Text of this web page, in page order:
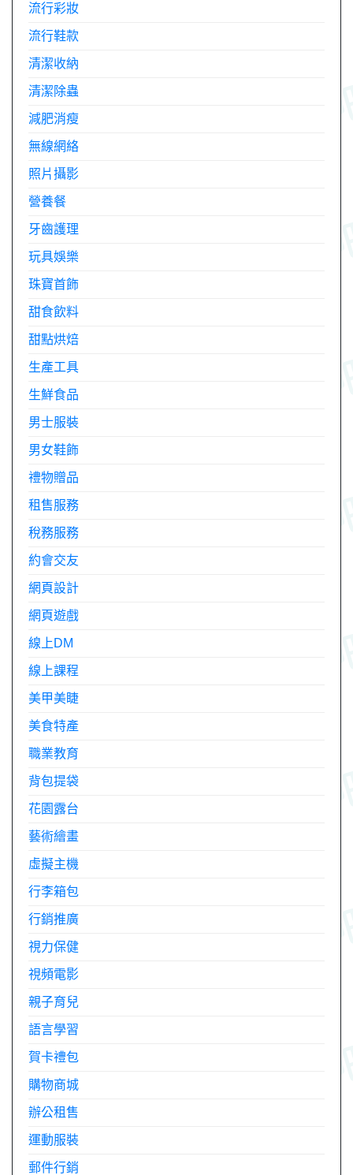
流行彩妝
流行鞋款
清潔收納
清潔除蟲
減肥消瘦
無線網絡
照片攝影
營養餐
牙齒護理
玩具娛樂
珠寶首飾
甜食飲料
甜點烘焙
生產工具
生鮮食品
男士服裝
男女鞋飾
禮物贈品
租售服務
稅務服務
約會交友
網頁設計
網頁遊戲
線上DM
線上課程
美甲美睫
美食特產
職業教育
背包提袋
花園露台
藝術繪畫
虛擬主機
行李箱包
行銷推廣
視力保健
視頻電影
親子育兒
語言學習
賀卡禮包
購物商城
辦公租售
運動服裝
郵件行銷